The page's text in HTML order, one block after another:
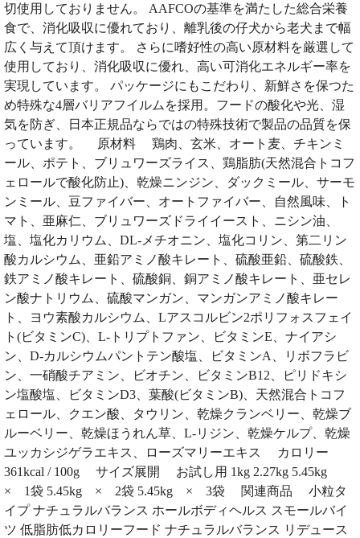
切使用しておりません。 AAFCOの基準を満たした総合栄養
食で、消化吸収に優れており、離乳後の仔犬から老犬まで幅
広く与えて頂けます。 さらに嗜好性の高い原材料を厳選して
使用しており、消化吸収に優れ、高い可消化エネルギー率を
実現しています。 パッケージにもこだわり、新鮮さを保つた
め特殊な4層バリアフイルムを採用。フードの酸化や光、湿
気を防ぎ、日本正規品ならではの特殊技術で製品の品質を保
っています。 原材料 鶏肉、玄米、オート麦、チキンミ
ール、ポテト、ブリュワーズライス、鶏脂肪(天然混合トコフ
ェロールで酸化防止)、乾燥ニンジン、ダックミール、サーモ
ンミール、豆ファイバー、オートファイバー、自然風味、ト
マト、亜麻仁、ブリュワーズドライイースト、ニシン油、
塩、塩化カリウム、DL-メチオニン、塩化コリン、第二リン
酸カルシウム、亜鉛アミノ酸キレート、硫酸亜鉛、硫酸鉄、
鉄アミノ酸キレート、硫酸銅、銅アミノ酸キレート、亜セレ
ン酸ナトリウム、硫酸マンガン、マンガンアミノ酸キレー
ト、ヨウ素酸カルシウム、Lアスコルビン2ポリフォスフェイ
ト(ビタミンC)、L-トリプトファン、ビタミンE、ナイアシ
ン、D-カルシウムパントテン酸塩、ビタミンA、リボフラビ
ン、一硝酸チアミン、ビオチン、ビタミンB12、ピリドキシ
ン塩酸塩、ビタミンD3、葉酸(ビタミンB)、天然混合トコフ
ェロール、クエン酸、タウリン、乾燥クランベリー、乾燥ブ
ルーベリー、乾燥ほうれん草、L-リジン、乾燥ケルプ、乾燥
ユッカシジゲラエキス、ローズマリーエキス カロリー
361kcal / 100g サイズ展開 お試し用 1kg 2.27kg 5.45kg
× 1袋 5.45kg × 2袋 5.45kg × 3袋 関連商品 小粒タ
イプ ナチュラルバランス ホールボディヘルス スモールバイ
ツ 低脂肪低カロリーフード ナチュラルバランス リデュース